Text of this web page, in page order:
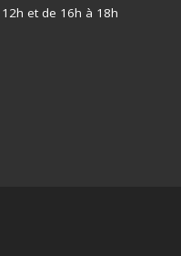
et de 16h à 18h